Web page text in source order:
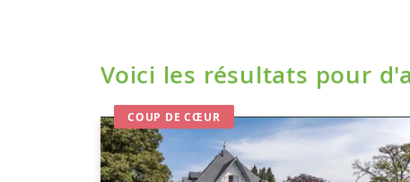
Voici les résultats pour